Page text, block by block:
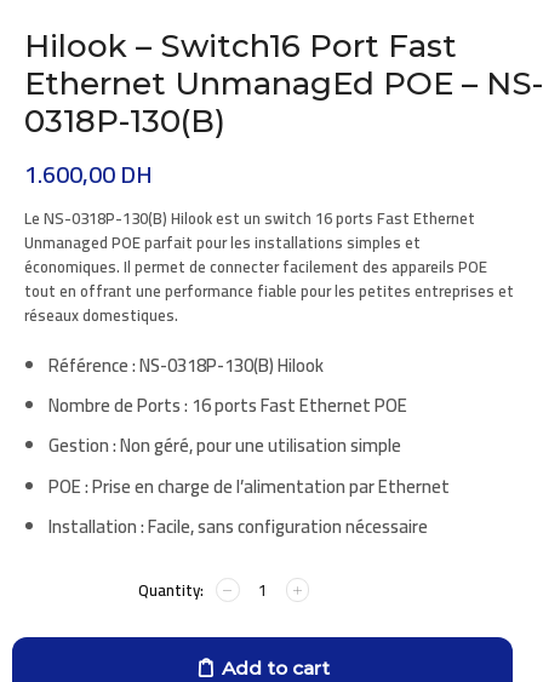
Hilook – Switch16 Port Fast
Ethernet UnmanagEd POE – NS-
0318P-130(B)
1.600,00DH
LeNS-0318P-130(B) Hilookest unswitch 16 ports Fast Ethernet
Unmanaged POEparfait pour les installations simples et
économiques. Il permet de connecter facilement des appareils POE
tout en offrant une performance fiable pour les petites entreprises et
réseaux domestiques.
Référence :NS-0318P-130(B) Hilook
Nombre de Ports : 16 ports Fast Ethernet POE
Gestion :Non géré, pour une utilisation simple
POE :Prise en charge de l’alimentation par Ethernet
Installation :Facile, sans configuration nécessaire
Add to cart